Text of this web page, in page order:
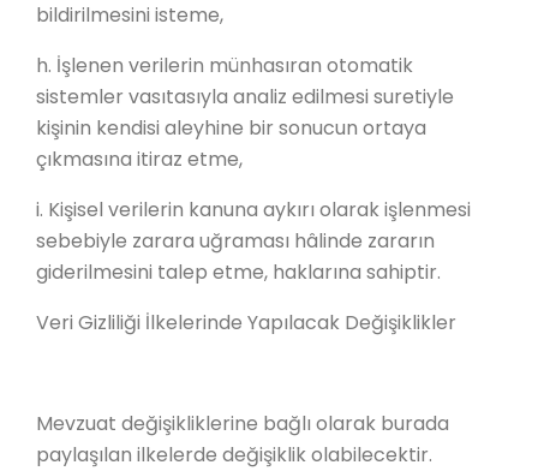
bildirilmesini isteme,
h. İşlenen verilerin münhasıran otomatik
sistemler vasıtasıyla analiz edilmesi suretiyle
kişinin kendisi aleyhine bir sonucun ortaya
çıkmasına itiraz etme,
i. Kişisel verilerin kanuna aykırı olarak işlenmesi
sebebiyle zarara uğraması hâlinde zararın
giderilmesini talep etme, haklarına sahiptir.
Veri Gizliliği İlkelerinde Yapılacak Değişiklikler
Mevzuat değişikliklerine bağlı olarak burada
paylaşılan ilkelerde değişiklik olabilecektir.